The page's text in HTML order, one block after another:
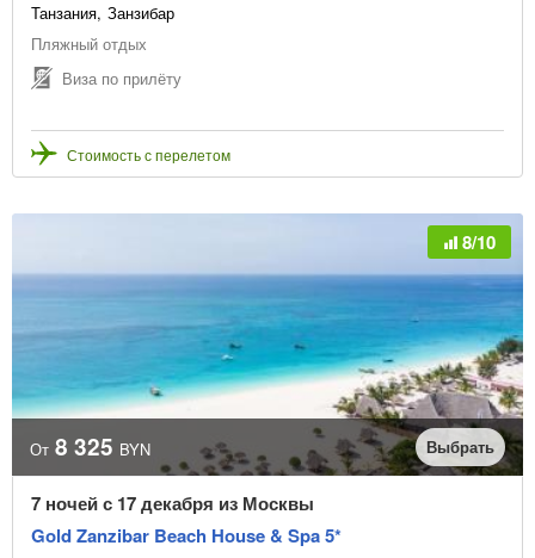
Танзания Занзибар
Пляжный отдых
Виза по прилёту
Стоимость с перелетом
8/10
От 8 325 BYN Выбрать
7 ночей с 17 декабря из Москвы
Gold Zanzibar Beach House & Spa 5*